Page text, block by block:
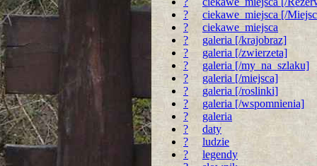
?
ciekawe_miejsca [/
?
ciekawe_miejsca
?
galeria [/krajobraz]
?
galeria [/zwierzeta]
?
galeria [/my_na_szlaku]
?
galeria [/miejsca]
?
galeria [/roslinki]
?
galeria [/wspomnienia]
?
galeria
?
daty
?
ludzie
?
legendy